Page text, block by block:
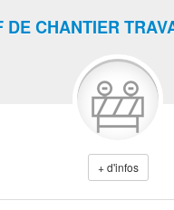
DE CHANTIER
+ d'infos